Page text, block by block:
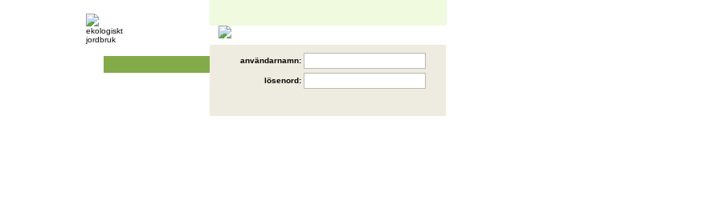
användarnamn:
lösenord: